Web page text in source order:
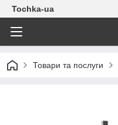
Tochka-ua
Товари та послуги